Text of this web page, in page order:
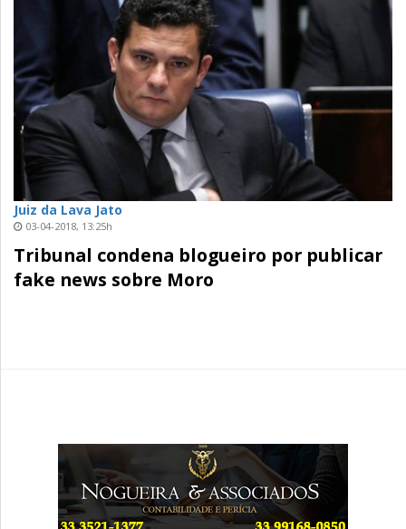
Juiz da Lava Jato
03-04-2018, 13:25h
Tribunal condena blogueiro por publicar
fake news sobre Moro